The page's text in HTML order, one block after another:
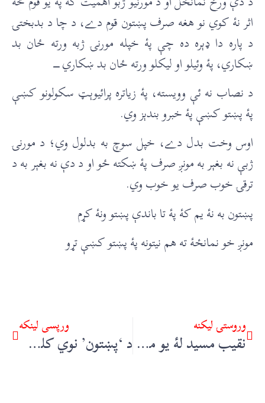
اثر نۀ کوي نو هغه صرف پښتون قوم دے، د چا د بدبختۍ
د پاره دا ډېره ده چې پۀ خپله مورنۍ ژبه ورته ځان بد
ښکاري، پۀ وئیلو او ليکلو ورته ځان بد ښکاري ـــــ
د نصاب نه ئې وويسته، پۀ زياتره پرائیوېټ سکولونو کښې
پۀ پښتو کښې پۀ خبرو بندېز وي.
اوس وخت بدل دے، خپل سوچ به بدلول وي؛ د مورنۍ
ژبې نه بغېر به مونږ صرف پۀ ښکته ځو او د دې نه بغېر به د
ترقۍ خوب صرف يو خوب وي.
پښتون به نۀ يم کۀ پۀ تا باندې پښتو ونۀ کړم
مونږ خو نمانځۀ ته هم نيتونه پۀ پښتو کښې تړو
وروستۍ ليکنه
نقیب مسید لۀ یو مقناطیسي شخصیته تر اوسني حاله – حبیب الله کاکړ
ورپسې لينکه
د ‘پښتون’ نوي کلن نمانځغونډه – حیات خان ناصر